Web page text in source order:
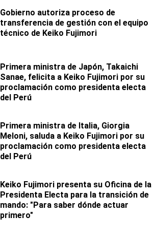
Gobierno autoriza proceso de
transferencia de gestión con el equipo
técnico de Keiko Fujimori
Primera ministra de Japón, Takaichi
Sanae, felicita a Keiko Fujimori por su
proclamación como presidenta electa
del Perú
Primera ministra de Italia, Giorgia
Meloni, saluda a Keiko Fujimori por su
proclamación como presidenta electa
del Perú
Keiko Fujimori presenta su Oficina de la
Presidenta Electa para la transición de
mando: "Para saber dónde actuar
primero"